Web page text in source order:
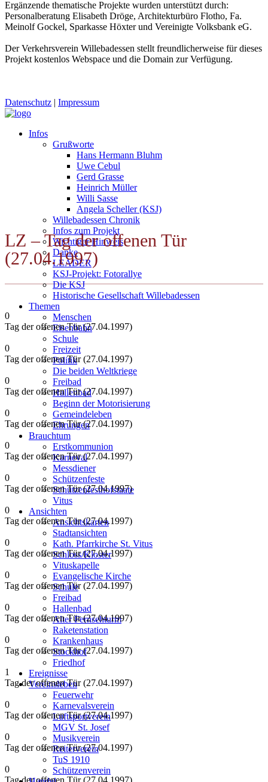
Ergänzende thematische Projekte wurden unterstützt durch:
Personalberatung Elisabeth Dröge, Architekturbüro Flotho, Fa.
Meinolf Gockel, Sparkasse Höxter und Vereinigte Volksbank eG.
Der Verkehrsverein Willebadessen stellt freundlicherweise für dieses
Projekt kostenlos Webspace und die Domain zur Verfügung.
Datenschutz | Impressum
Infos
Grußworte
Hans Hermann Bluhm
Uwe Cebul
Gerd Grasse
Heinrich Müller
Willi Sasse
Angela Scheller (KSJ)
Willebadessen Chronik
Infos zum Projekt
Wichtiger Hinweis
Danke
LEADER
KSJ-Projekt: Fotorallye
Die KSJ
Historische Gesellschaft Willebadessen
Themen
Menschen
Eisenbahn
Schule
Freizeit
Politik
Die beiden Weltkriege
Freibad
Hallenbad
Beginn der Motorisierung
Gemeindeleben
Ehrungen
Brauchtum
Erstkommunion
Karneval
Messdiener
Schützenfeste
Schützenfesthofstaate
Vitus
Ansichten
Ansichtskarten
Stadtansichten
Kath. Pfarrkirche St. Vitus
Schloss/Kloster
Vituskapelle
Evangelische Kirche
Schule
Freibad
Hallenbad
Alter Fernsehturm
Raketenstation
Krankenhaus
Stockhof
Friedhof
Ereignisse
Vereinsleben
Feuerwehr
Karnevalsverein
Luftsportverein
MGV St. Josef
Musikverein
Reiterverein
TuS 1910
Schützenverein
LZ – Tag der offenen Tür
(27.04.1997)
0
Tag der offenen Tür (27.04.1997)
0
Tag der offenen Tür (27.04.1997)
0
Tag der offenen Tür (27.04.1997)
0
Tag der offenen Tür (27.04.1997)
0
Tag der offenen Tür (27.04.1997)
0
Tag der offenen Tür (27.04.1997)
0
Tag der offenen Tür (27.04.1997)
0
Tag der offenen Tür (27.04.1997)
0
Tag der offenen Tür (27.04.1997)
0
Tag der offenen Tür (27.04.1997)
0
Tag der offenen Tür (27.04.1997)
1
Tag der offenen Tür (27.04.1997)
0
Tag der offenen Tür (27.04.1997)
0
Tag der offenen Tür (27.04.1997)
0